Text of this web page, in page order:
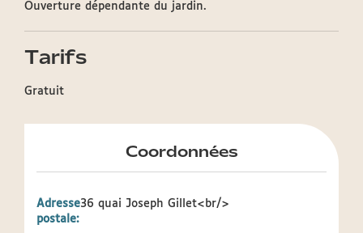
Ouverture dépendante du jardin.
Tarifs
Gratuit
Coordonnées
Adresse
postale:
36 quai Joseph Gillet<br/>